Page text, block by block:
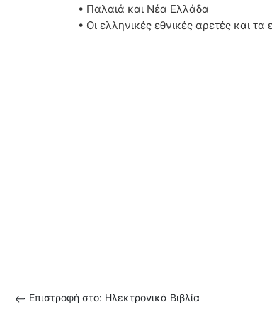
• Παλαιά και Νέα Ελλάδα
• Οι ελληνικές εθνικές αρετές και
Επιστροφή στο: Ηλεκτρονικά Βιβλία